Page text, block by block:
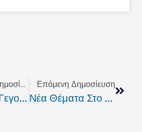
Προηγούμενη Δημοσίευση
Είναι Τυχαίο Γεγονός Η Ταυτόχρονη Συγκέντρωση Ακροδεξιών Και Μεταναστών Στο Κέντρο Της Αθήνας; Θα Δείξει..
Επόμενη Δημοσίευση
Νέα Θέματα Στο AGORATV